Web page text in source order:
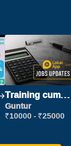
Training cum
Placement
Guntur
₹10000 - ₹25000